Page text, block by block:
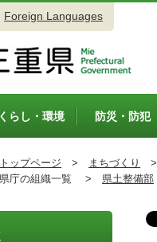
Foreign Languages
くらし・環境 防災・防犯
トップページ > まちづくり >
庁の組織一覧 > 県土整備部